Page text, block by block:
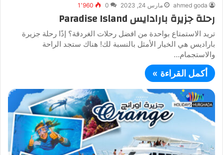
ahmed goda مارس 24, 2023 0 1٬960
رحلة جزيرة بارادايس Paradise Island
تريد الاستمتاع بواحدة من افضل رحلات الغردقة؟ إذًا رحلة جزيرة
باراديس هي الخيار الأمثل بالنسبة لك! هناك ستجد الراحة
والاستجمام…
أكمل القراءة »